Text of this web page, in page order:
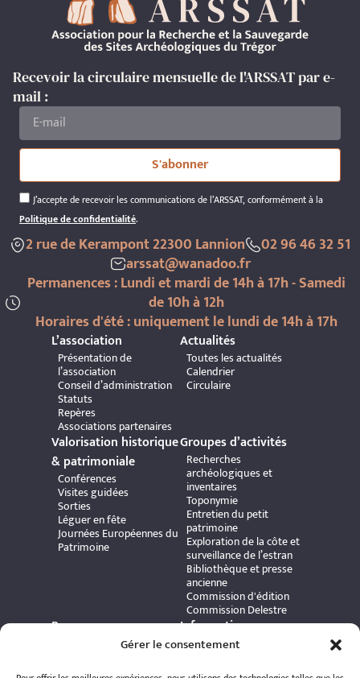
Gérer le consentement
Recevoir la circulaire mensuelle de l'ARSSAT par e-
mail :
J’accepte de recevoir les communications de l’ARSSAT, conformément à la
Politique de confidentialité.
S'abonner
2 rue de Kerampont 22300 Lannion
02 96 46 32 51
arssat@wanadoo.fr
Permanences : Lundi et mardi de 14h à 17h - Samedi
de 10h à 12h
Horaires d'été : uniquement le lundi de 14h à 17h
L’association
Présentation de
l’association
Conseil d’administration
Statuts
Repères
Associations partenaires
Actualités
Toutes les actualités
Calendrier
Circulaire
Valorisation historique
& patrimoniale
Conférences
Visites guidées
Sorties
Léguer en fête
Journées Européennes du
Patrimoine
Groupes d’activités
Recherches
archéologiques et
inventaires
Toponymie
Entretien du petit
patrimoine
Exploration de la côte et
surveillance de l’estran
Bibliothèque et presse
ancienne
Commission d'édition
Commission Delestre
Ressources
Carte interactive
Publications et ouvrages
Informations
pratiques